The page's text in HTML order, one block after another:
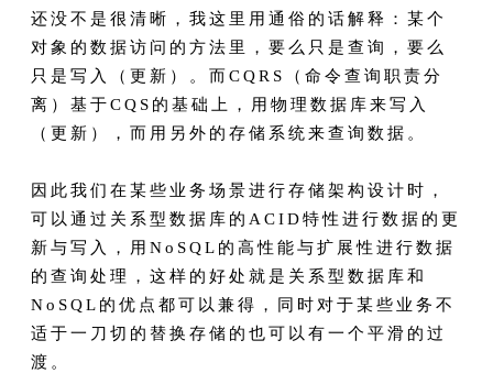
还没不是很清晰，我这里用通俗的话解释：某个
对象的数据访问的方法里，要么只是查询，要么
只是写入（更新）。而CQRS（命令查询职责分
离）基于CQS的基础上，用物理数据库来写入
（更新），而用另外的存储系统来查询数据。
因此我们在某些业务场景进行存储架构设计时，
可以通过关系型数据库的ACID特性进行数据的更
新与写入，用NoSQL的高性能与扩展性进行数据
的查询处理，这样的好处就是关系型数据库和
NoSQL的优点都可以兼得，同时对于某些业务不
适于一刀切的替换存储的也可以有一个平滑的过
渡。